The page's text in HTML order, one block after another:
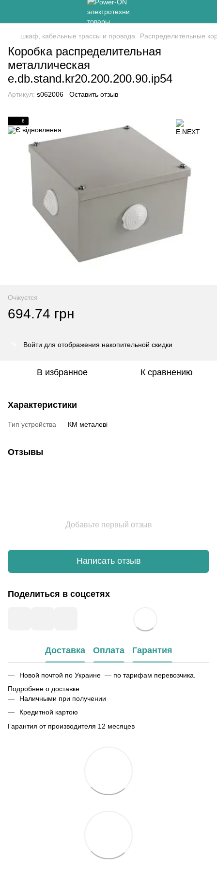
шкаф, кабельные трассы и провода Распределительные
Коробка распределительная
металлическая
e.db.stand.kr20.200.200.90.ip54
Артикул: s062006 Оставить отзыв
6
Очікуєтся
694.74 грн
Войти для отображения накопительной скидки
В избранное К сравнению
Характеристики
Тип устройства КМ металеві
Отзывы
Добавьте первый отзыв
Написать отзыв
Поделиться в соцсетях
Доставка Оплата Гарантия
Новой почтой по Украине — по тарифам перевозчика.
Подробнее о доставке
Наличными при получении
Кредитной картою
Гарантия от производителя 12 месяцев